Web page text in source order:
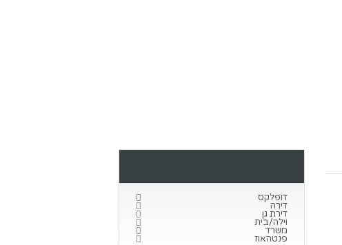
דופלקס
דירה
דירת גן
וילה/בית
משרד
פנטהאוז